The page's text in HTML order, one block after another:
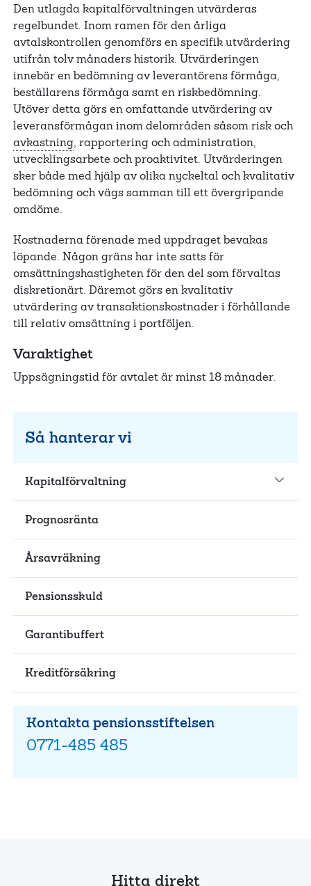
Den utlagda kapitalförvaltningen utvärderas
regelbundet. Inom ramen för den årliga
avtalskontrollen genomförs en specifik utvärdering
utifrån tolv månaders historik. Utvärderingen
innebär en bedömning av leverantörens förmåga,
beställarens förmåga samt en riskbedömning.
Utöver detta görs en omfattande utvärdering av
leveransförmågan inom delområden såsom risk och
avkastning, rapportering och administration,
utvecklingsarbete och proaktivitet. Utvärderingen
sker både med hjälp av olika nyckeltal och kvalitativ
bedömning och vägs samman till ett övergripande
omdöme.
Kostnaderna förenade med uppdraget bevakas
löpande. Någon gräns har inte satts för
omsättningshastigheten för den del som förvaltas
diskretionärt. Däremot görs en kvalitativ
utvärdering av transaktionskostnader i förhållande
till relativ omsättning i portföljen.
Varaktighet
Uppsägningstid för avtalet är minst 18 månader.
Så hanterar vi
Kapitalförvaltning
Prognosränta
Årsavräkning
Pensionsskuld
Garantibuffert
Kreditförsäkring
Kontakta pensionsstiftelsen
0771-485 485
Hitta direkt